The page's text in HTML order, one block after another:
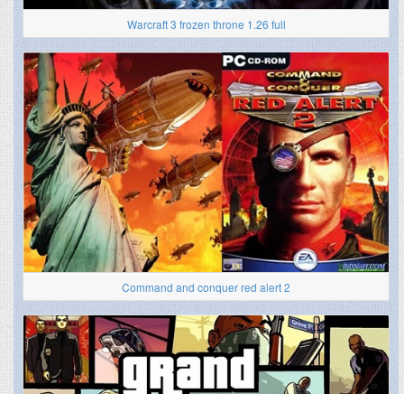
Warcraft 3 frozen throne 1.26 full
Command and conquer red alert 2